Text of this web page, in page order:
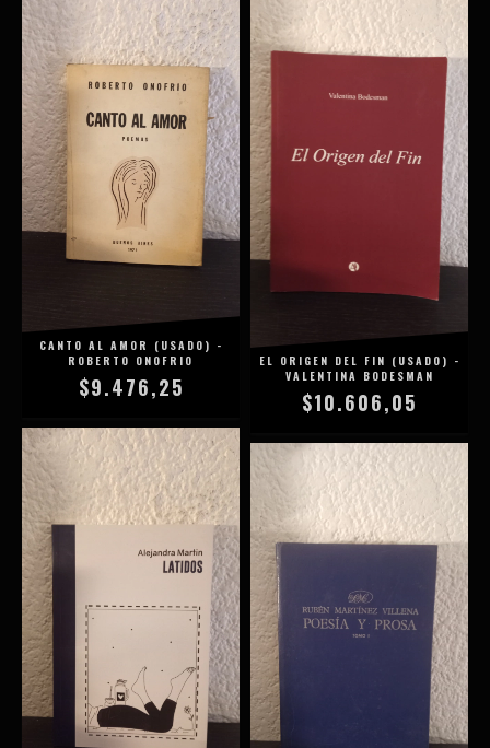
CANTO AL AMOR (USADO) -
ROBERTO ONOFRIO
$9.476,25
EL ORIGEN DEL FIN (USADO) -
VALENTINA BODESMAN
$10.606,05